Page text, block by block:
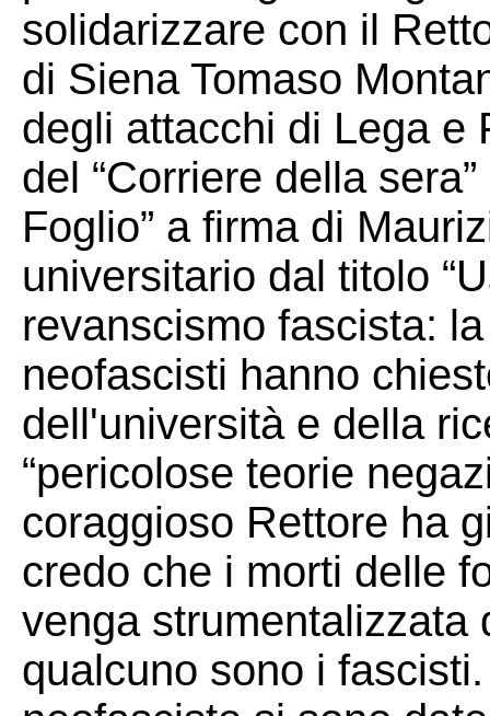
solidarizzare con il
di Siena Tomaso
degli attacchi di Lega e
del “Corriere della
Foglio” a firma di
universitario dal titolo
revanscismo fascista:
neofascisti hanno
dell'università e della
“pericolose teorie
coraggioso Rettore ha
credo che i morti delle
venga strumentalizzata
qualcuno sono i